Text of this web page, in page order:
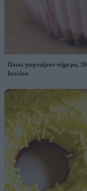
Ποιοι γιορτάζουν σήμερα, 30
Ιουλίου